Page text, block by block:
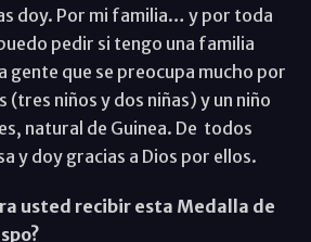
doy. Por mi familia… y por toda
pedir si tengo una familia
gente que se preocupa mucho por
(tres niños y dos niñas) y un niño
natural de Guinea. De todos
y doy gracias a Dios por ellos.
usted recibir esta Medalla de